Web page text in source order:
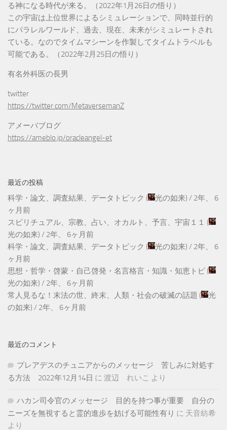
る神になる時代が来る。（2022年1月26日の悟り）
この宇宙は上位世界によるシミュレーションで、同時並行的
にパラレルワールド、過去、現在、未来がシミュレートされ
ている。なのでタイムマシーンを作製してタイムトラベルも
可能である。（2022年2月25日の悟り）
有名外科医の長男
twitter
https://twitter.com/MetaversemanZ
アメーバブログ
https://ameblo.jp/oracleangel-et
最近の投稿
科学・論文、調査結果、データトピック ( 光の如来) / 2年、 6
ヶ月前
スピリチュアル、宗教、占い、オカルト、予言、宇宙１１ (
光の如来) / 2年、 6ヶ月前
科学・論文、調査結果、データトピック ( 光の如来) / 2年、 6
ヶ月前
思想・哲学・啓蒙・自己啓発・名言格言・知識・知恵トピ (
光の如来) / 2年、 6ヶ月前
常人見るな！末法の世、終末、人類・社会の破滅の話題 (
光
の如来) / 2年、 6ヶ月前
最近のコメント
プレアデスのチュニアからのメッセージ 苦しみに対処す
る方法 2022年12月14日 に 渡辺 れいこ より
ハカン司令官のメッセージ 目的を持つ事が重要 自分の
ニーズを無視すると霊的進歩を妨げる可能性有り に 天音紡希
より